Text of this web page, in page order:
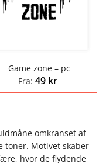
Game zone – pc
Fra: 49 kr
omkranset af
toner. Motivet skaber
hvor de flydende